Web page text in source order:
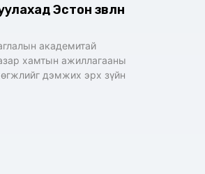
Эстон зөвлөнө
академитай
хамтын ажиллагааны
дэмжих эрх зүйн